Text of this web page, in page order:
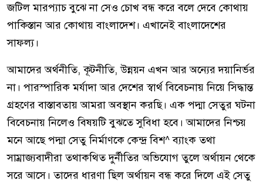
জটিল মারপ্যাচ বুঝে না সেও চোখ বন্ধ করে বলে দেবে কোথায়
পাকিস্তান আর কোথায় বাংলাদেশ। এখানেই বাংলাদেশের
সাফল্য।
আমাদের অর্থনীতি, কূটনীতি, উন্নয়ন এখন আর অন্যের দয়ানির্ভর
না। পারস্পারিক মর্যাদা আর দেশের স্বার্থ বিবেচনায় নিয়ে সিদ্ধান্ত
গ্রহণের বাস্তাবতায় আমরা অবস্থান করছি। এক পদ্মা সেতুর ঘটনা
বিবেচনায় নিলেও বিষয়টি বুঝতে সুবিধা হবে। আমাদের নিশ্চয়
মনে আছে পদ্মা সেতু নির্মাণকে কেন্দ্র বিশ^ ব্যাংক তথা
সাম্রাজ্যবাদীরা তথাকথিত দুর্নীতির অভিযোগ তুলে অর্থায়ন থেকে
সরে আসে। তাদের ধারণা ছিল অর্থায়ন বন্ধ করে দিলে এই সেতু